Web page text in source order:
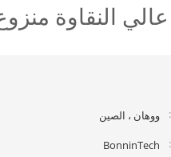
النقاوة منزوع
ووهان ، الصين
BonninTech